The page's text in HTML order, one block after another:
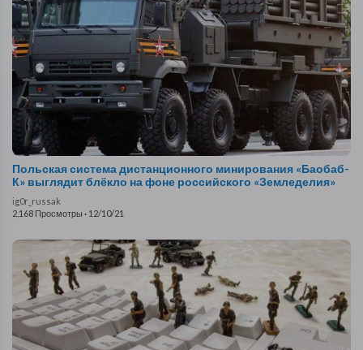
Польская система дистанционного минирования «Баобаб-
К» выглядит блёкло на фоне российского «Земледелия»
ig0r_russak
2,168 Просмотры · 12/10/21